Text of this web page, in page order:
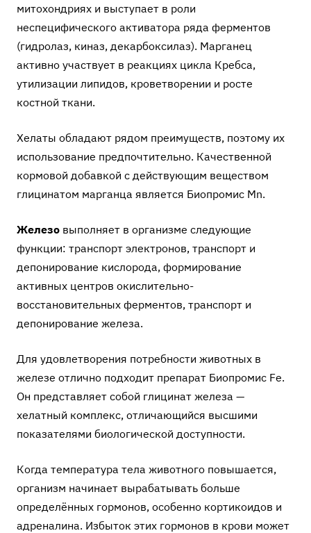
митохондриях и выступает в роли
неспецифического активатора ряда ферментов
(гидролаз, киназ, декарбоксилаз). Марганец
активно участвует в реакциях цикла Кребса,
утилизации липидов, кроветворении и росте
костной ткани.
Хелаты обладают рядом преимуществ, поэтому их
использование предпочтительно. Качественной
кормовой добавкой с действующим веществом
глицинатом марганца является Биопромис Mn.
Железо выполняет в организме следующие
функции: транспорт электронов, транспорт и
депонирование кислорода, формирование
активных центров окислительно-
восстановительных ферментов, транспорт и
депонирование железа.
Для удовлетворения потребности животных в
железе отлично подходит препарат Биопромис Fe.
Он представляет собой глицинат железа —
хелатный комплекс, отличающийся высшими
показателями биологической доступности.
Когда температура тела животного повышается,
организм начинает вырабатывать больше
определённых гормонов, особенно кортикоидов и
адреналина. Избыток этих гормонов в крови может